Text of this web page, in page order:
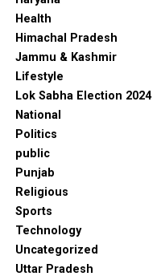
Health
Himachal Pradesh
Jammu & Kashmir
Lifestyle
Lok Sabha Election 2024
National
Politics
public
Punjab
Religious
Sports
Technology
Uncategorized
Uttar Pradesh